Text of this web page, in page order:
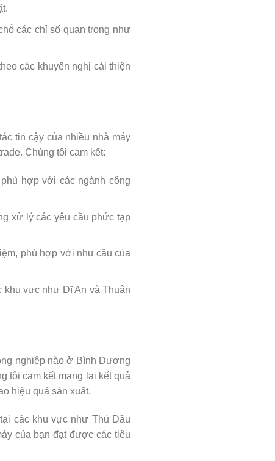
các chỉ số quan trọng như
các khuyến nghị cải thiện
tin cậy của nhiều nhà máy
Chúng tôi cam kết:
hợp với các ngành công
xử lý các yêu cầu phức tạp
phù hợp với nhu cầu của
khu vực như Dĩ An và Thuận
nghiệp nào ở Bình Dương
tôi cam kết mang lại kết quả
hiệu quả sản xuất.
các khu vực như Thủ Dầu
của bạn đạt được các tiêu